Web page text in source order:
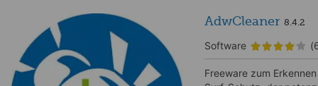
AdwCleaner 8.4.2
Software
Freeware zum